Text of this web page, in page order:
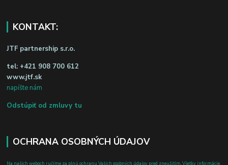
KONTAKT:
JTF partnership s.r.o.
tel: +421 908 700 612
www.jtf.sk
napíšte nám
Odstúpiť od zmluvy tu
OCHRANA OSOBNÝCH ÚDAJOV
Na našich weboch ručíme za plnú ochranu Vašich osobných údajov pred zneužitím. Všetky informácie,